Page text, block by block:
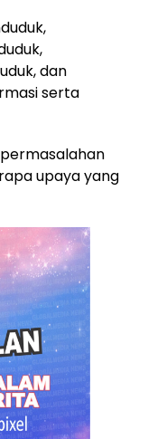
dan
serta
upaya yang